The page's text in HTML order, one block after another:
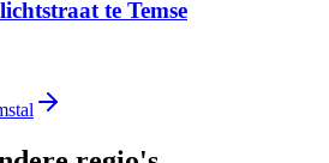
te Temse